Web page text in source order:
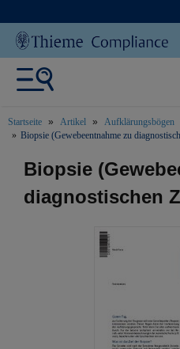
Startseite Artikel Aufklärungsbögen
Biopsie (Gewebeentnahme zu
text.skipToContent
text.skipToNavigation
Biopsie
diagnostischen